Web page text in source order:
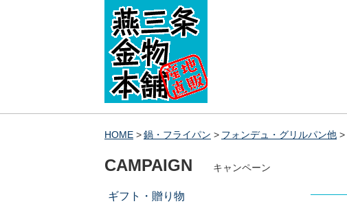
HOME 鍋・フライパン フォンデュ・グリルパン他
CAMPAIGN キャンペーン
ギフト・贈り物